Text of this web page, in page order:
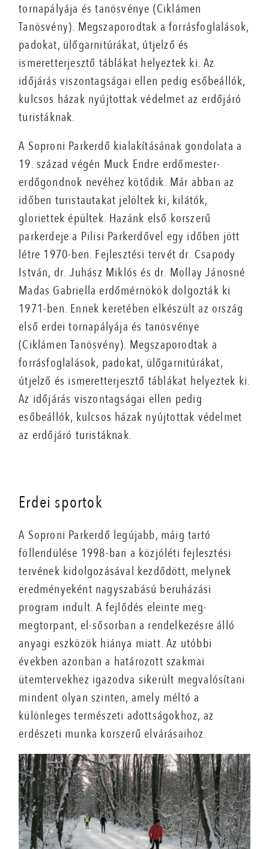
tornapályája és tanösvénye (Ciklámen
Tanösvény). Megszaporodtak a forrásfoglalások,
padokat, ülőgarnitúrákat, útjelző és
ismeretterjesztő táblákat helyeztek ki. Az
időjárás viszontagságai ellen pedig esőbeállók,
kulcsos házak nyújtottak védelmet az erdőjáró
turistáknak.
A Soproni Parkerdő kialakításának gondolata a
19. század végén Muck Endre erdőmester-
erdőgondnok nevéhez kötődik. Már abban az
időben turistautakat jelöltek ki, kilátók,
gloriettek épültek. Hazánk első korszerű
parkerdeje a Pilisi Parkerdővel egy időben jött
létre 1970-ben. Fejlesztési tervét dr. Csapody
István, dr. Juhász Miklós és dr. Mollay Jánosné
Madas Gabriella erdőmérnökök dolgozták ki
1971-ben. Ennek keretében elkészült az ország
első erdei tornapályája és tanösvénye
(Ciklámen Tanösvény). Megszaporodtak a
forrásfoglalások, padokat, ülőgarnitúrákat,
útjelző és ismeretterjesztő táblákat helyeztek ki.
Az időjárás viszontagságai ellen pedig
esőbeállók, kulcsos házak nyújtottak védelmet
az erdőjáró turistáknak.
Erdei sportok
A Soproni Parkerdő legújabb, máig tartó
föllendülése 1998-ban a közjóléti fejlesztési
tervének kidolgozásával kezdődött, melynek
eredményeként nagyszabású beruházási
program indult. A fejlődés eleinte meg-
megtorpant, el-sősorban a rendelkezésre álló
anyagi eszközök hiánya miatt. Az utóbbi
években azonban a határozott szakmai
ütemtervekhez igazodva sikerült megvalósítani
mindent olyan szinten, amely méltó a
különleges természeti adottságokhoz, az
erdészeti munka korszerű elvárásaihoz.